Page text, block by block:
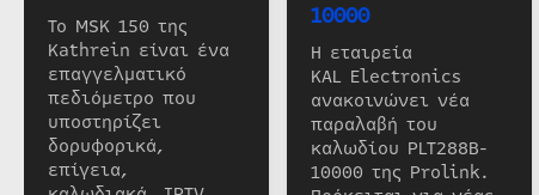
Το MSK 150 της
Kathrein είναι ένα
επαγγελματικό
πεδιόμετρο που
υποστηρίζει
δορυφορικά,
επίγεια,
10000
Η εταιρεία
KAL Electronics
ανακοινώνει νέα
παραλαβή του
καλωδίου PLT288B-
10000 της Prolink.